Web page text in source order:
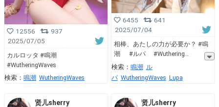
12556
937
2025/07/05
カルロッタ #鳴潮
#WutheringWaves
検索： 鳴潮 WutheringWaves
6455
641
2025/07/04
相棒、あたしの力が必要か？ #鳴
潮 #ルパ #Wuthering
検索： 鳴潮 ル
パ WutheringWaves Lupa
贤儿sherry
贤儿sherry